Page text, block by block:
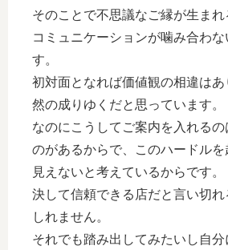
そのことで不思議なご縁が生まれ
コミュニケーションが噛み合わな
す。
初対面となれば価値観の相違は
然の成りゆくだと思っています。
なのにこうしてご案内を入れる
のがあるからで、このハードル
見えないと考えているからです。
決して信頼できる店だと言い切
しれません。
それでも踏み出してみたいし自